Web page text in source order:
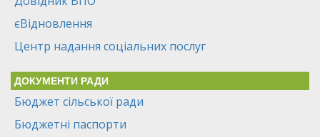
єВідновлення
Центр надання соціальних послуг
ДОКУМЕНТИ РАДИ
Бюджет сільської ради
Бюджетні паспорти